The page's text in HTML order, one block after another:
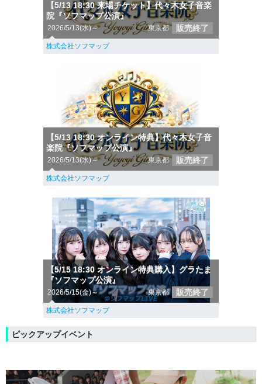
【5/13 18:30 来場チケット】代々木女子音楽
院『ソフマップ公演』
2026/5/13(水)～ 東京都 販売終了
株式会社ソフマップ
【5/13 18:30 オンライン特典】代々木女子音
楽院『ソフマップ公演』
2026/5/13(水)～ 東京都 販売終了
株式会社ソフマップ
【5/15 18:30 オンライン特典購入】グラたま
『ソフマップ公演』
2026/5/15(金)～ 東京都 販売終了
株式会社ソフマップ
ピックアップイベント